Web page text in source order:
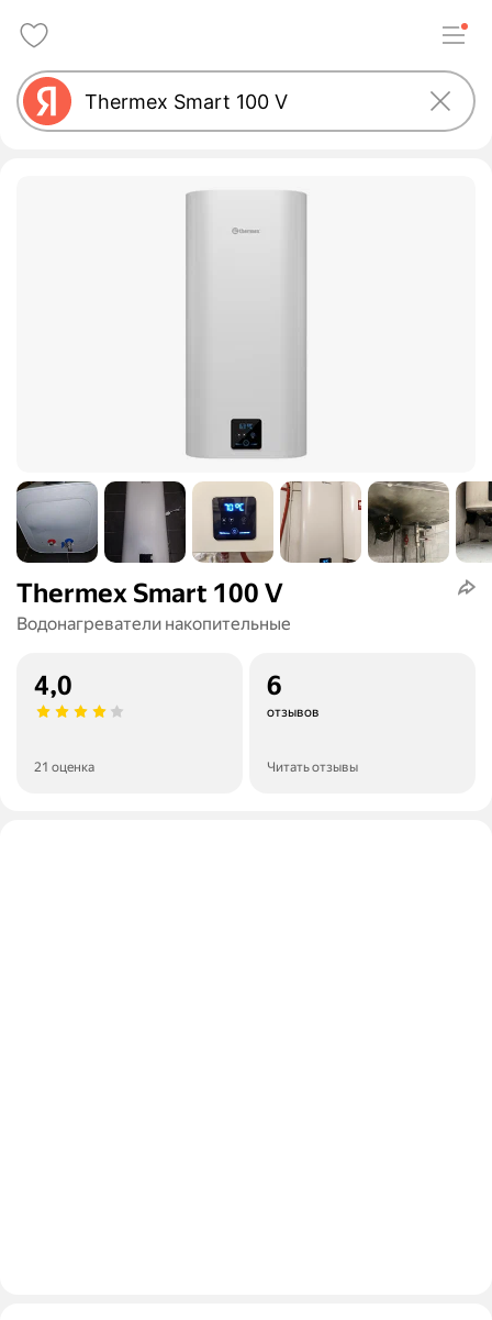
Thermex Smart 100 V
Водонагреватели накопительные
4,0
21 оценка
6
отзывов
Читать отзывы